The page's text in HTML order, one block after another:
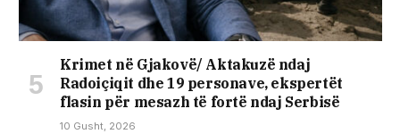
Krimet në Gjakovë/ Aktakuzë ndaj
Radoiçiqit dhe 19 personave, ekspertët
flasin për mesazh të fortë ndaj Serbisë
10 Gusht, 2026